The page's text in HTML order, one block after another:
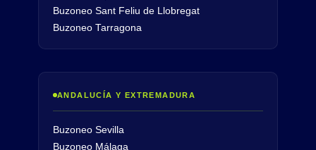
Buzoneo Sant Feliu de Llobregat
Buzoneo Tarragona
ANDALUCÍA Y EXTREMADURA
Buzoneo Sevilla
Buzoneo Málaga